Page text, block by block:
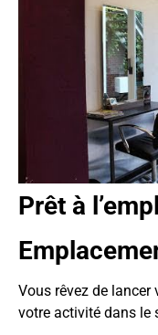
Prêt à
Vous rêvez de lancer
votre activité dans le